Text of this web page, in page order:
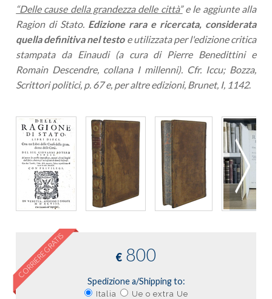
“Delle cause della grandezza delle città”e le aggiunte alla
Ragion di Stato. Edizione rara e ricercata, considerata
quella definitiva nel testoe utilizzata per l'edizione critica
stampata da Einaudi (a cura di Pierre Benedittini e
Romain Descendre, collana I millenni). Cfr. Iccu; Bozza,
Scrittori politici, p. 67 e, per altre edizioni, Brunet, I, 1142.
CORRIERE GRATIS €800
Spedizione a/Shipping to:
Italia Ue o extra Ue